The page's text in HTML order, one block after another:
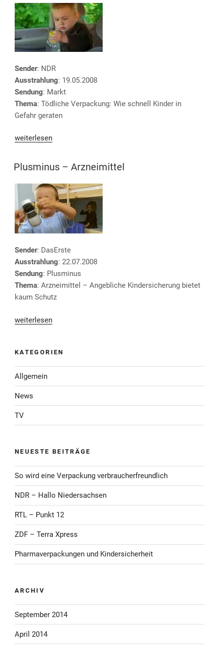
Gefährlicher
Haushalt“
Sender: NDR
Ausstrahlung: 19.05.2008
Sendung: Markt
Thema: Tödliche Verpackung: Wie schnell Kinder in
Gefahr geraten
„NDR
Tödliche
Verpackung“
weiterlesen
VERÖFFENTLICHT
AM
Plusminus – Arzneimittel
Sender: DasErste
Ausstrahlung: 22.07.2008
Sendung: Plusminus
Thema: Arzneimittel – Angebliche Kindersicherung bietet
kaum Schutz
„Plusminus
weiterlesen
KATEGORIEN
Allgemein
News
TV
NEUESTE BEITRÄGE
So wird eine Verpackung verbraucherfreundlich
NDR – Hallo Niedersachsen
RTL – Punkt 12
ZDF – Terra Xpress
Pharmaverpackungen und Kindersicherheit
ARCHIV
September 2014
April 2014